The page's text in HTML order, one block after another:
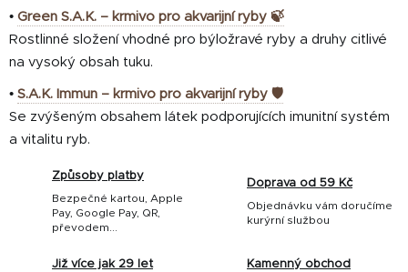
• Green S.A.K. – krmivo pro akvarijní ryby 🍃
Rostlinné složení vhodné pro býložravé ryby a druhy citlivé
na vysoký obsah tuku.
• S.A.K. Immun – krmivo pro akvarijní ryby 🛡️
Se zvýšeným obsahem látek podporujících imunitní systém
a vitalitu ryb.
Způsoby platby
Bezpečné kartou, Apple
Pay, Google Pay, QR,
převodem...
Doprava od 59 Kč
Objednávku vám doručíme
kurýrní službou
Již více jak 29 let Kamenný obchod